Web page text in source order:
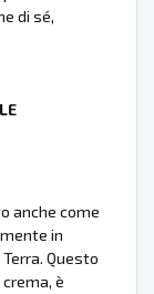
di sé,
anche come
in
Questo
è